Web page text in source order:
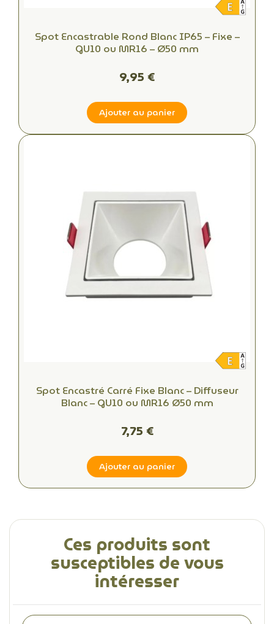
Spot Encastrable Rond Blanc IP65 – Fixe –
GU10 ou MR16 – Ø50 mm
9,95 €
Ajouter au panier
Spot Encastré Carré Fixe Blanc – Diffuseur
Blanc – GU10 ou MR16 Ø50 mm
7,75 €
Ajouter au panier
Ces produits sont
susceptibles de vous
intéresser